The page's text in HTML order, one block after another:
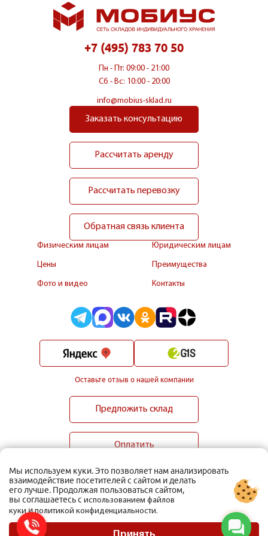
+7 (495) 783 70 50
Пн - Пт: 09:00 - 21:00
Сб - Вс: 10:00 - 20:00
info@mobius-sklad.ru
Физическим лицам Юридическим лицам
Цены Преимущества
Фото и видео Контакты
Оставьте отзыв о нашей компании
Предложить склад
Оплатить
Заказать консультацию
Рассчитать аренду
Рассчитать перевозку
Обратная связь клиента
Карта сайта
Мы используем куки. Это позволяет нам анализировать
взаимодействие посетителей с сайтом и делать
его лучше. Продолжая пользоваться сайтом,
вы соглашаетесь с использованием файлов
кукииполитикой конфиденциальности.